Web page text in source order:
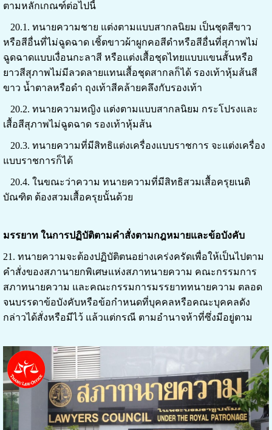
ตามหลักเกณฑ์ต่อไปนี้
20.1. ทนายความชาย แต่งตามแบบสากลนิยม เป็นชุดสีขาว
หรือสีอื่นที่ไม่ฉูดฉาด เชิ้ตขาวผ้าผูกคอสีดำหรือสีอื่นที่สุภาพไม่
ฉูดฉาดแบบเงื่อนกะลาสี หรือแต่งเสื้อชุดไทยแบบแขนสั้นหรือ
ยาวสีสุภาพไม่มีลวดลายแทนเสื้อชุดสากลก็ได้ รองเท้าหุ้มส้นสี
ขาว น้ำตาลหรือดำ ถุงเท้าสีคล้ายคลึงกับรองเท้า
20.2. ทนายความหญิง แต่งตามแบบสากลนิยม กระโปรงและ
เสื้อสีสุภาพไม่ฉูดฉาด รองเท้าหุ้มส้น
20.3. ทนายความที่มีสิทธิแต่งเครื่องแบบราชการ จะแต่งเครื่อง
แบบราชการก็ได้
20.4. ในขณะว่าความ ทนายความที่มีสิทธิสวมเสื้อครุยเนติ
บัณฑิต ต้องสวมเสื้อครุยนั้นด้วย
มรรยาท ในการปฏิบัติตามคำสั่งตามกฎหมายและข้อบังคับ
21. ทนายความจะต้องปฏิบัติตนอย่างเคร่งครัดเพื่อให้เป็นไปตาม
คำสั่งของสภานายกพิเศษแห่งสภาทนายความ คณะกรรมการ
สภาทนายความ และคณะกรรมการมรรยาททนายความ ตลอด
จนบรรดาข้อบังคับหรือข้อกำหนดที่บุคคลหรือคณะบุคคลดัง
กล่าวได้สั่งหรือมีไว้ แล้วแต่กรณี ตามอำนาจห้าที่ซึ่งมีอยู่ตาม